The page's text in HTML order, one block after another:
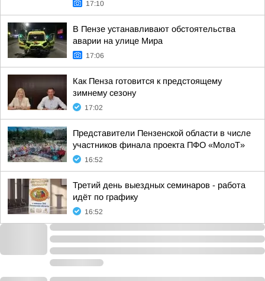
17:10
В Пензе устанавливают обстоятельства
аварии на улице Мира
17:06
Как Пенза готовится к предстоящему
зимнему сезону
17:02
Представители Пензенской области в числе
участников финала проекта ПФО «МолоТ»
16:52
Третий день выездных семинаров - работа
идёт по графику
16:52